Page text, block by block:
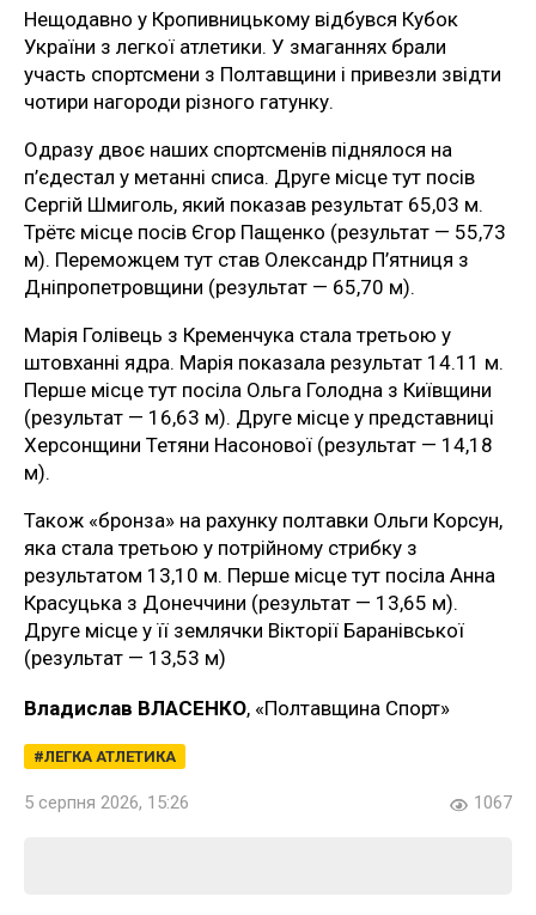
Нещодавно у Кропивницькому відбувся Кубок
України з легкої атлетики. У змаганнях брали
участь спортсмени з Полтавщини і привезли звідти
чотири нагороди різного гатунку.
Одразу двоє наших спортсменів піднялося на
п’єдестал у метанні списа. Друге місце тут посів
Сергій Шмиголь, який показав результат 65,03 м.
Трётє місце посів Єгор Пащенко (результат — 55,73
м). Переможцем тут став Олександр П’ятниця з
Дніпропетровщини (результат — 65,70 м).
Марія Голівець з Кременчука стала третьою у
штовханні ядра. Марія показала результат 14.11 м.
Перше місце тут посіла Ольга Голодна з Київщини
(результат — 16,63 м). Друге місце у представниці
Херсонщини Тетяни Насонової (результат — 14,18
м).
Також «бронза» на рахунку полтавки Ольги Корсун,
яка стала третьою у потрійному стрибку з
результатом 13,10 м. Перше місце тут посіла Анна
Красуцька з Донеччини (результат — 13,65 м).
Друге місце у її землячки Вікторії Баранівської
(результат — 13,53 м)
Владислав ВЛАСЕНКО, «Полтавщина Спорт»
ЛЕГКА АТЛЕТИКА
5 серпня 2026, 15:26 1067